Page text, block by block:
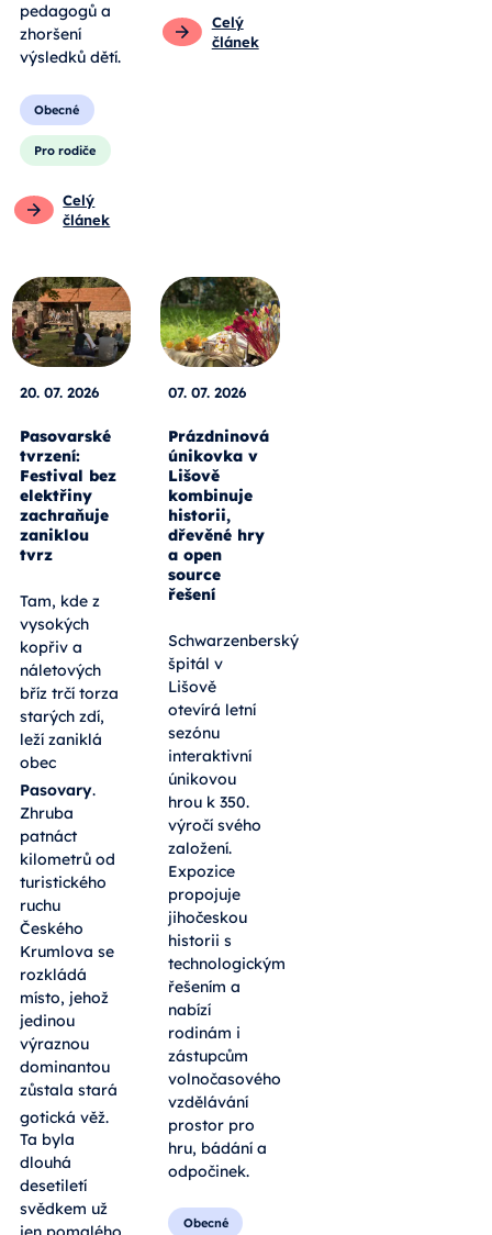
pedagogů a
zhoršení
výsledků dětí.
Obecné
Pro rodiče
Celý
článek
Celý
článek
20. 07. 2026
Pasovarské
tvrzení:
Festival bez
elektřiny
zachraňuje
zaniklou
tvrz
Tam, kde z
vysokých
kopřiv a
náletových
bříz trčí torza
starých zdí,
leží zaniklá
obec
Pasovary.
Zhruba
patnáct
kilometrů od
turistického
ruchu
Českého
Krumlova se
rozkládá
místo, jehož
jedinou
výraznou
dominantou
zůstala stará
gotická věž.
Ta byla
dlouhá
desetiletí
svědkem už
07. 07. 2026
Prázdninová
únikovka v
Lišově
kombinuje
historii,
dřevěné hry
a open
source
řešení
Schwarzenberský
špitál v
Lišově
otevírá letní
sezónu
interaktivní
únikovou
hrou k 350.
výročí svého
založení.
Expozice
propojuje
jihočeskou
historii s
technologickým
řešením a
nabízí
rodinám i
zástupcům
volnočasového
vzdělávání
prostor pro
hru, bádání a
odpočinek.
Obecné